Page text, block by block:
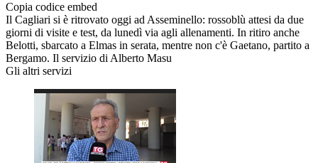
Copia codice embed
Il Cagliari si è ritrovato oggi ad Asseminello: rossoblù attesi da due
giorni di visite e test, da lunedì via agli allenamenti. In ritiro anche
Belotti, sbarcato a Elmas in serata, mentre non c'è Gaetano, partito a
Bergamo. Il servizio di Alberto Masu
Gli altri servizi